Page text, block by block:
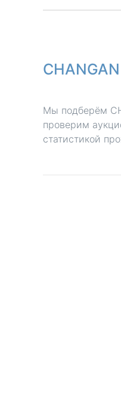
Мы подберём
проверим
статистикой